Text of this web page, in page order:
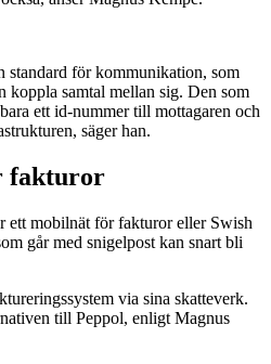
standard för kommunikation, som
koppla samtal mellan sig. Den som
ett id-nummer till mottagaren och
säger han.
fakturor
ett mobilnät för fakturor eller Swish
går med snigelpost kan snart bli
via sina skatteverk.
till Peppol, enligt Magnus